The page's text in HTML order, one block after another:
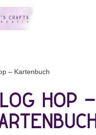
– Kartenbuch
Hop –